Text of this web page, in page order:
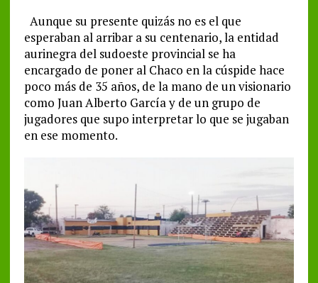
Aunque su presente quizás no es el que
esperaban al arribar a su centenario, la entidad
aurinegra del sudoeste provincial se ha
encargado de poner al Chaco en la cúspide hace
poco más de 35 años, de la mano de un visionario
como Juan Alberto García y de un grupo de
jugadores que supo interpretar lo que se jugaban
en ese momento.